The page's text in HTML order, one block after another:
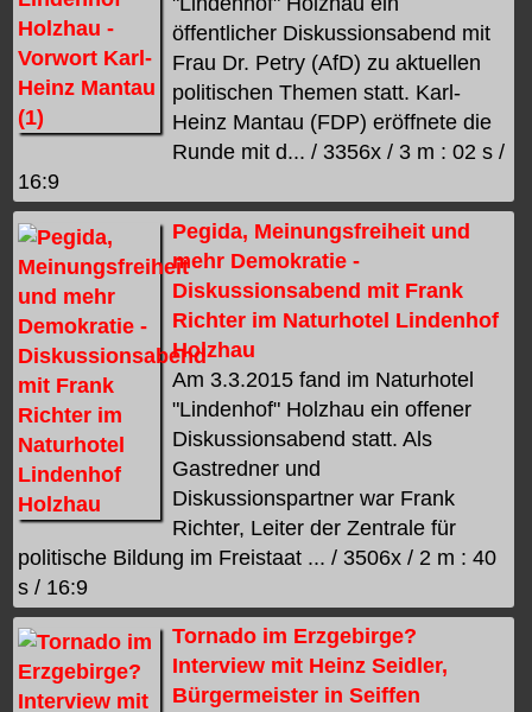
öffentlicher Diskussionsabend mit
Frau Dr. Petry (AfD) zu aktuellen
politischen Themen statt. Karl-
Heinz Mantau (FDP) eröffnete die
Runde mit d... / 3356x / 3 m : 02 s /
16:9
Pegida, Meinungsfreiheit und
mehr Demokratie -
Diskussionsabend mit Frank
Richter im Naturhotel Lindenhof
Holzhau
Am 3.3.2015 fand im Naturhotel
"Lindenhof" Holzhau ein offener
Diskussionsabend statt. Als
Gastredner und
Diskussionspartner war Frank
Richter, Leiter der Zentrale für
politische Bildung im Freistaat ... / 3506x / 2 m : 40
s / 16:9
Tornado im Erzgebirge?
Interview mit Heinz Seidler,
Bürgermeister in Seiffen